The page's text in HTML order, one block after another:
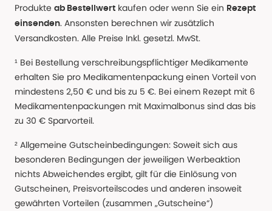
Produkte ab Bestellwert kaufen oder wenn Sie ein Rezept
einsenden. Ansonsten berechnen wir zusätzlich
Versandkosten. Alle Preise Inkl. gesetzl. MwSt.
¹ Bei Bestellung verschreibungspflichtiger Medikamente
erhalten Sie pro Medikamentenpackung einen Vorteil von
mindestens 2,50 € und bis zu 5 €. Bei einem Rezept mit 6
Medikamentenpackungen mit Maximalbonus sind das bis
zu 30 € Sparvorteil.
² Allgemeine Gutscheinbedingungen: Soweit sich aus
besonderen Bedingungen der jeweiligen Werbeaktion
nichts Abweichendes ergibt, gilt für die Einlösung von
Gutscheinen, Preisvorteilscodes und anderen insoweit
gewährten Vorteilen (zusammen „Gutscheine“)